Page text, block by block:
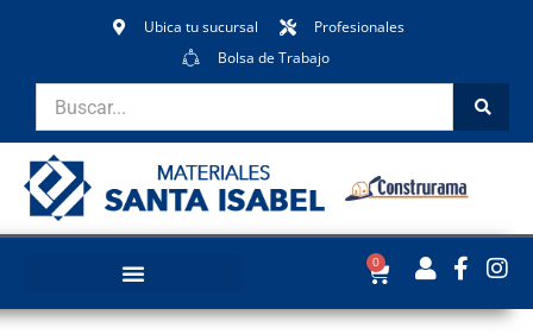
Ubica tu sucursal
Profesionales
Bolsa de Trabajo
0